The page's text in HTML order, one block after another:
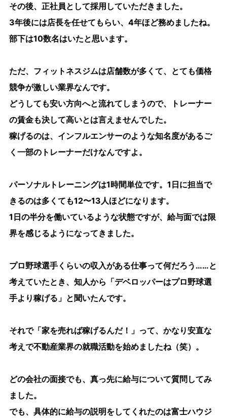
その後、正社員として採用していただきました。
3年後には店長を任せてもらい、4年ほど務めましたね。
部下は10数名はいたと思います。
ただ、フィットネスジムは店舗数が多くて、とても価格
競争が激しい業界なんです。
どうしても安い方向へと流れてしまうので、トレーナー
の賃金も決して高いとは言えませんでした。
稼げるのは、インフルエンサーのような知名度があるご
く一部のトレーナーだけなんですよ。
パーソナルトレーニングは1時間単位です。1日に担当で
きるのは多くても12〜13人ほどになります。
1日の半分を働いているような状態ですが、給与面では限
界を感じるようになってきました。
プロ野球選手くらいの収入がある仕事って何だろう……と
考えていたとき、知人から「デベロッパーはプロ野球選
手より稼げる」と聞いたんです。
それで「家を売れば稼げるんだ！」って、かなり安直な
考えで不動産業界の就職活動を始めましたね（笑）。
どの会社の面接でも、真っ先に給与について質問してみ
ました。
でも、具体的に給与の説明をしてくれたのは富士ハウジ